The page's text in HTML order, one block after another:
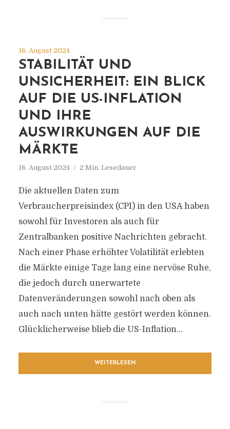
16. August 2024
STABILITÄT UND
UNSICHERHEIT: EIN BLICK
AUF DIE US-INFLATION
UND IHRE
AUSWIRKUNGEN AUF DIE
MÄRKTE
16. August 2024 2 Min. Lesedauer
Die aktuellen Daten zum
Verbraucherpreisindex (CPI) in den USA haben
sowohl für Investoren als auch für
Zentralbanken positive Nachrichten gebracht.
Nach einer Phase erhöhter Volatilität erlebten
die Märkte einige Tage lang eine nervöse Ruhe,
die jedoch durch unerwartete
Datenveränderungen sowohl nach oben als
auch nach unten hätte gestört werden können.
Glücklicherweise blieb die US-Inflation...
WEITERLESEN